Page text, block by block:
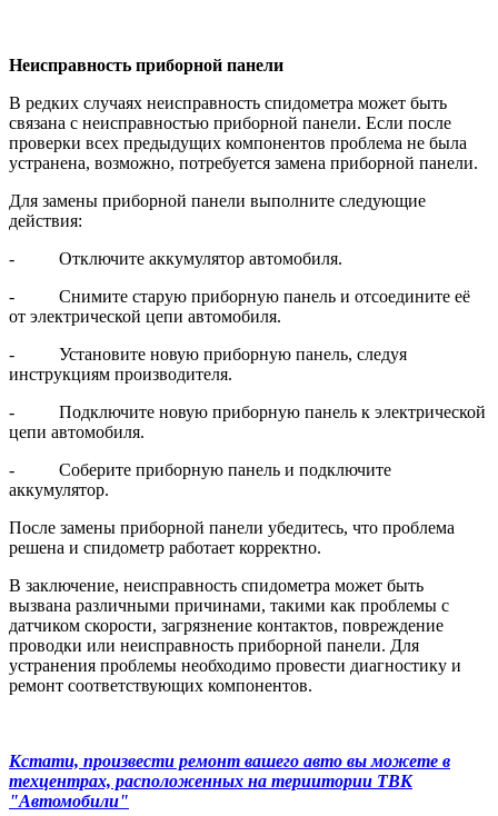
Неисправность приборной панели
В редких случаях неисправность спидометра может быть
связана с неисправностью приборной панели. Если после
проверки всех предыдущих компонентов проблема не была
устранена, возможно, потребуется замена приборной панели.
Для замены приборной панели выполните следующие
действия:
- Отключите аккумулятор автомобиля.
- Снимите старую приборную панель и отсоедините её
от электрической цепи автомобиля.
- Установите новую приборную панель, следуя
инструкциям производителя.
- Подключите новую приборную панель к электрической
цепи автомобиля.
- Соберите приборную панель и подключите
аккумулятор.
После замены приборной панели убедитесь, что проблема
решена и спидометр работает корректно.
В заключение, неисправность спидометра может быть
вызвана различными причинами, такими как проблемы с
датчиком скорости, загрязнение контактов, повреждение
проводки или неисправность приборной панели. Для
устранения проблемы необходимо провести диагностику и
ремонт соответствующих компонентов.
Кстати, произвести ремонт вашего авто вы можете в
техцентрах, расположенных на териитории ТВК
"Автомобили"